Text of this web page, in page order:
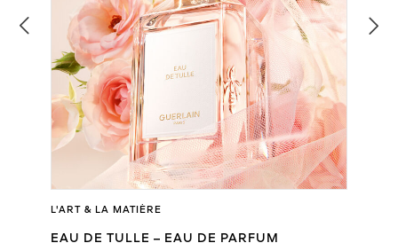
L'ART & LA MATIÈRE
EAU DE TULLE – EAU DE PARFUM